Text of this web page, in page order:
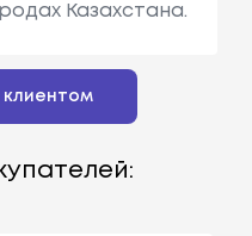
Казахстана.